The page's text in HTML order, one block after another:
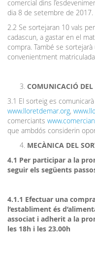
comercial dins
dia 8 de setembre de 2017.
2.2 Se sortejaran 10 vals
cadascun, a gastar en el
compra. També se
convenientment
COMUNICACIÓ DEL
3.1 El sorteig es
www.lloretdemar.org,
comerciants
que ambdós considerin
MECÀNICA DEL
4.1 Per participar a la
seguir els següents
4.1.1 Efectuar una
l’establiment és
associat i adherit a la
les 18h i les 23.00h